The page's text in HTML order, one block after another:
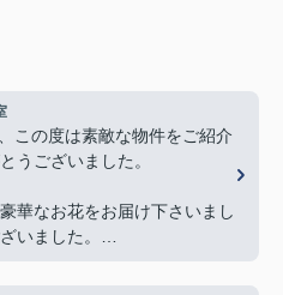
この度は素敵な物件をご紹介
うございました。
華なお花をお届け下さいまし
いました。